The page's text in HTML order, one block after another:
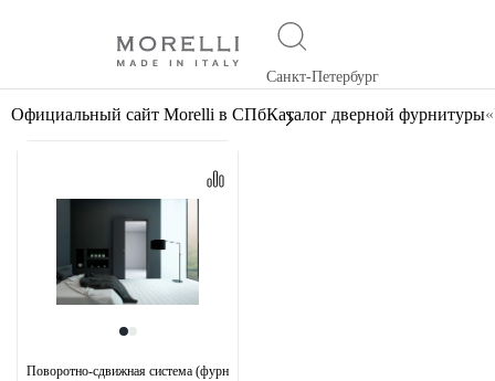
Санкт-Петербург
Официальный сайт Morelli в СПбКаталог дверной фурнитуры
Поворотно-сдвижная система (фурнитура) для дверей 180-TWICE LEFT 100